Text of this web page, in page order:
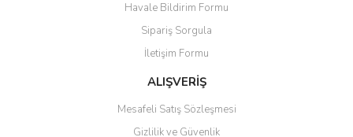
Ürün açıklamasında eksik bilgiler bulunuyor.
Ürün bilgilerinde hatalar bulunuyor.
Ürün fiyatı diğer sitelerden daha pahalı.
Bu ürüne benzer farklı alternatifler olmalı.
Havale Bildirim Formu
Sipariş Sorgula
İletişim Formu
ALIŞVERİŞ
Mesafeli Satış Sözleşmesi
Gizlilik ve Güvenlik